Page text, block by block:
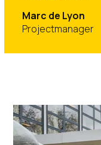
Marc de Lyon
Projectmanager